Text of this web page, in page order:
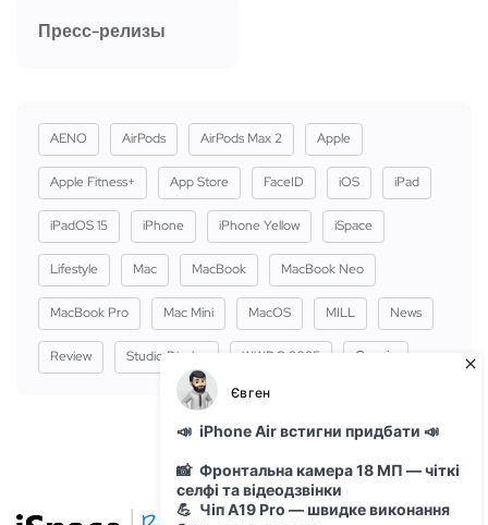
Пресс-релизы
AENO AirPods AirPods Max 2 Apple
Apple Fitness+ App Store FaceID iOS iPad
iPadOS 15 iPhone iPhone Yellow iSpace
Lifestyle Mac MacBook MacBook Neo
MacBook Pro Mac Mini MacOS MILL News
Review Studio Display WWDC 2025 Сервіс